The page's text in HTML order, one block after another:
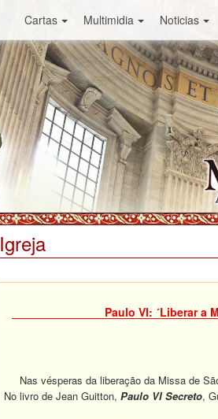
Cartas Multimidia Noticias
Igreja
Paulo VI: ´Liberar a
Nas vésperas da liberação da Missa de
No livro de Jean Guitton, Paulo VI Secreto,